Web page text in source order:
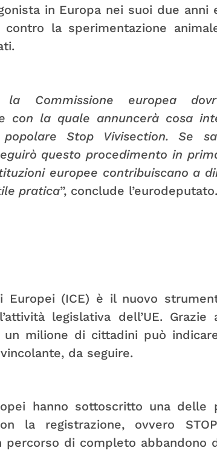
in Europa nei suoi due anni
la sperimentazione
Commissione europea
con la quale annuncerà cosa
Stop Vivisection. Se
questo procedimento in
europee contribuiscano a
pratica”, conclude l’eurodeputato.
Europei (ICE) è il nuovo
legislativa dell’UE.
milione di cittadini può
da seguire.
hanno sottoscritto una delle
la registrazione, ovvero
percorso di completo abbandono